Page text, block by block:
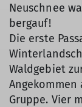
Neuschnee
bergauf!
Die erste
Waldgebiet
Gruppe. Vier